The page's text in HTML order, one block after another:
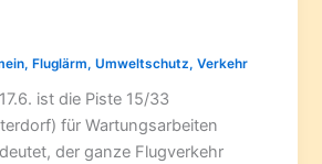
,Fluglärm,Umweltschutz,Verkehr
ist die Piste 15/33
für Wartungsarbeiten
der ganze Flugverkehr